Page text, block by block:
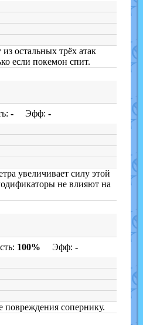
остальных трёх атак
если покемон спит.
-Эфф: -
увеличивает силу этой
не влияют на
100% Эфф: -
сопернику.